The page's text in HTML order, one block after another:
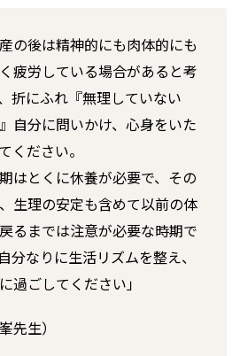
産の後は精神的にも肉体的にも
疲労している場合があると考
折にふれ『無理していない
自分に問いかけ、心身をいた
ください。
はとくに休養が必要で、その
生理の安定も含めて以前の体
るまでは注意が必要な時期で
分なりに生活リズムを整え、
過ごしてください」
先生）